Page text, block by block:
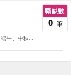
獎金與禮券 ◆年終獎金 ◆生日禮券 ◆端午、中秋禮券 員工旅遊 ◆員工旅遊補助金 制度類 ◆完整的人才教育訓練課程 ◆多元且暢通的升遷管道 各項補助 ◆交通補助 ◆公務機通話費補助(部分管理職人員) ＊部分福利須符合相應年資規範，依公司規定辦理＊ ＊福利項目依職缺有所不同，實際員工福利請依面談結果為準＊
職缺數
0 筆